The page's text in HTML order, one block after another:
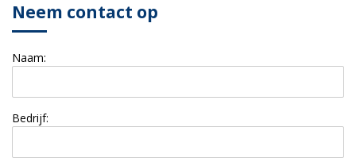
Neem contact op
Naam:
Bedrijf: